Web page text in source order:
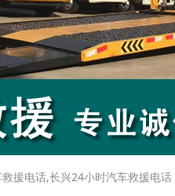
援电话,长兴24小时汽车救援电话